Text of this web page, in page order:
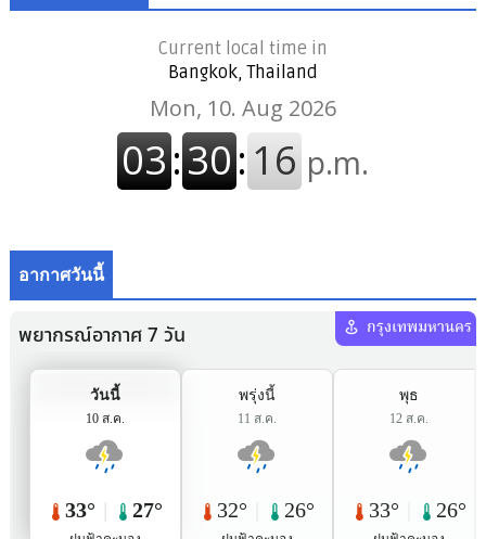
Current local time in
Bangkok, Thailand
อากาศวันนี้